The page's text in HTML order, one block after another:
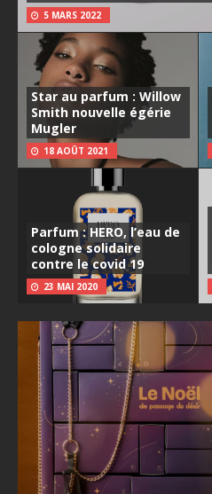
5 MARS 2022
Star au parfum : Willow
Smith nouvelle égérie
Mugler
18 AOÛT 2021
Parfum : HERO, l’eau de
cologne solidaire
contre le covid 19
23 MAI 2020